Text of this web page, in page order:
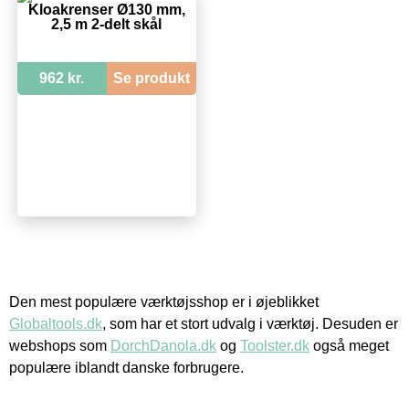
Kloakrenser Ø130 mm,
2,5 m 2-delt skål
962 kr. Se produkt
Den mest populære værktøjsshop er i øjeblikket
Globaltools.dk, som har et stort udvalg i værktøj. Desuden er
webshops som DorchDanola.dk og Toolster.dk også meget
populære iblandt danske forbrugere.